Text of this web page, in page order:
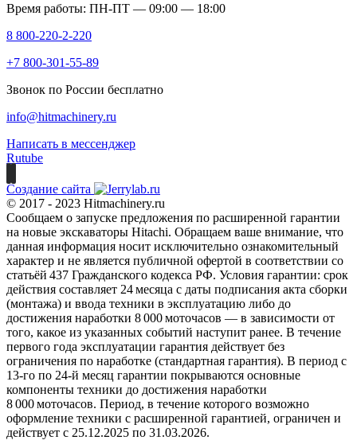
Время работы: ПН-ПТ — 09:00 — 18:00
8 800-220-2-220
+7 800-301-55-89
Звонок по России бесплатно
info@hitmachinery.ru
Написать в мессенджер
Rutube
Создание сайта
© 2017 - 2023 Hitmachinery.ru
Сообщаем о запуске предложения по расширенной гарантии
на новые экскаваторы Hitachi. Обращаем ваше внимание, что
данная информация носит исключительно ознакомительный
характер и не является публичной офертой в соответствии со
статьёй 437 Гражданского кодекса РФ. Условия гарантии: срок
действия составляет 24 месяца с даты подписания акта сборки
(монтажа) и ввода техники в эксплуатацию либо до
достижения наработки 8 000 моточасов — в зависимости от
того, какое из указанных событий наступит ранее. В течение
первого года эксплуатации гарантия действует без
ограничения по наработке (стандартная гарантия). В период с
13‑го по 24‑й месяц гарантии покрываются основные
компоненты техники до достижения наработки
8 000 моточасов. Период, в течение которого возможно
оформление техники с расширенной гарантией, ограничен и
действует с 25.12.2025 по 31.03.2026.